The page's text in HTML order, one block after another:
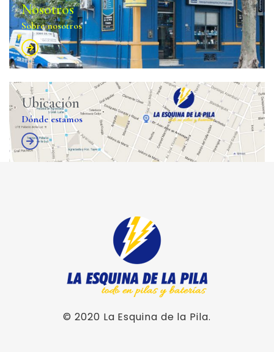
Nosotros
Sobre nosotros
Ubicación
Dónde estamos
© 2020 La Esquina de la Pila.